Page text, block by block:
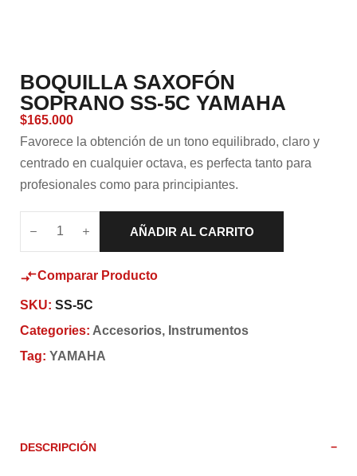
BOQUILLA SAXOFÓN
SOPRANO SS-5C YAMAHA
$165.000
Favorece la obtención de un tono equilibrado, claro y
centrado en cualquier octava, es perfecta tanto para
profesionales como para principiantes.
AÑADIR AL CARRITO
Comparar Producto
SKU: SS-5C
Categories: Accesorios, Instrumentos
Tag: YAMAHA
DESCRIPCIÓN